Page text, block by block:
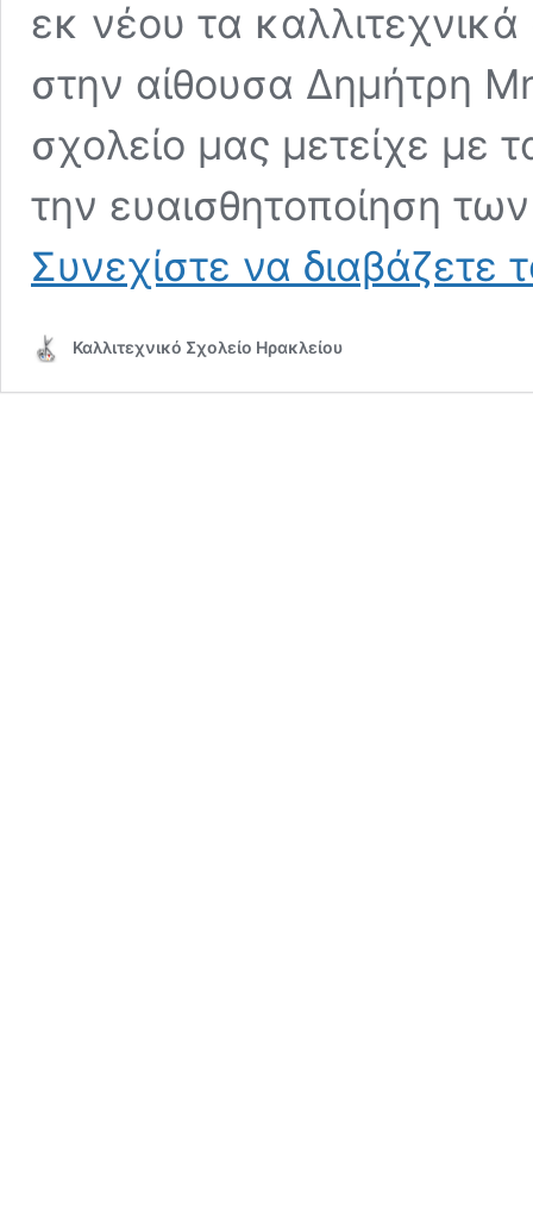
εκ νέου τα
στην αίθουσα Δημήτρη
σχολείο μας μετείχε με
την ευαισθητοποίηση
Συνεχίστε να διαβάζετε
Καλλιτεχνικό Σχολείο Ηρακλείου